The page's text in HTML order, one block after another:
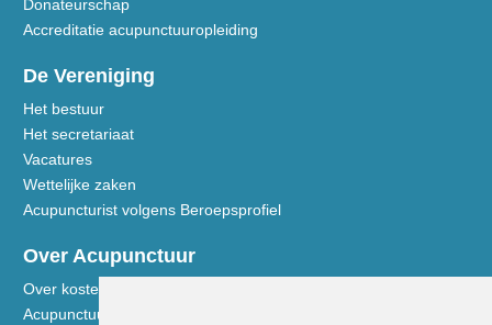
Donateurschap
Accreditatie acupunctuuropleiding
De Vereniging
Het bestuur
Het secretariaat
Vacatures
Wettelijke zaken
Acupuncturist volgens Beroepsprofiel
Over Acupunctuur
Over kosten en vergoedingen
Acupunctuur toegelicht